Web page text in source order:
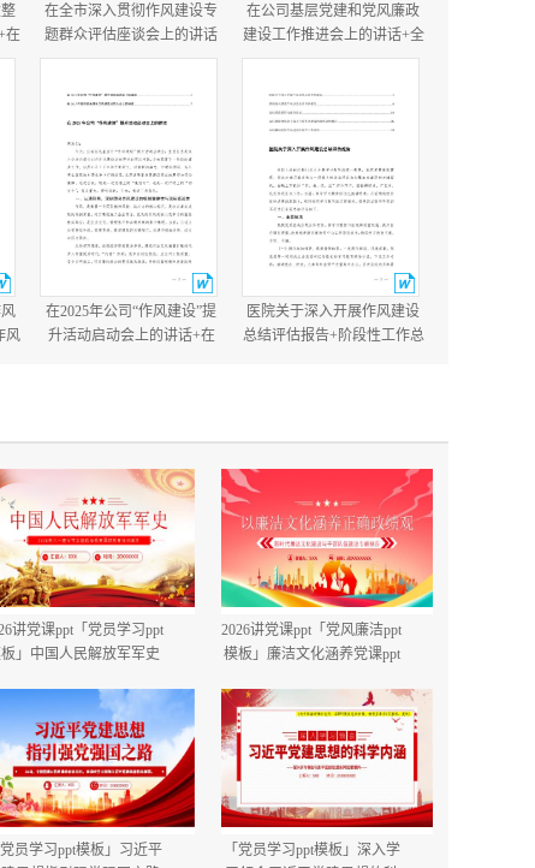
在
在全市深入贯彻作风建设专
题群众评估座谈会上的讲话
+县政府党组作风建设总结会
在公司基层党建和党风廉政
建设工作推进会上的讲话+全
镇落实全面从严治党主体责
风
在2025年公司“作风建设”提
升活动启动会上的讲话+在
医院关于深入开展作风建设
总结评估报告+阶段性工作总
讲党课ppt「党员学习ppt
」中国人民解放军军史
育培训党课ppt模板【含完
整内容】.pptx
2026讲党课ppt「党风廉洁ppt
模板」廉洁文化涵养党课ppt
党员学习ppt模板」习近平
「党员学习ppt模板」深入学